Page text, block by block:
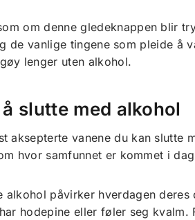
om denne gledeknappen blir
de vanlige tingene som pleide å
lenger uten alkohol.
slutte med alkohol
aksepterte vanene du kan slutte
hvor samfunnet er kommet i
alkohol påvirker hverdagen
hodepine eller føler seg kvalm.